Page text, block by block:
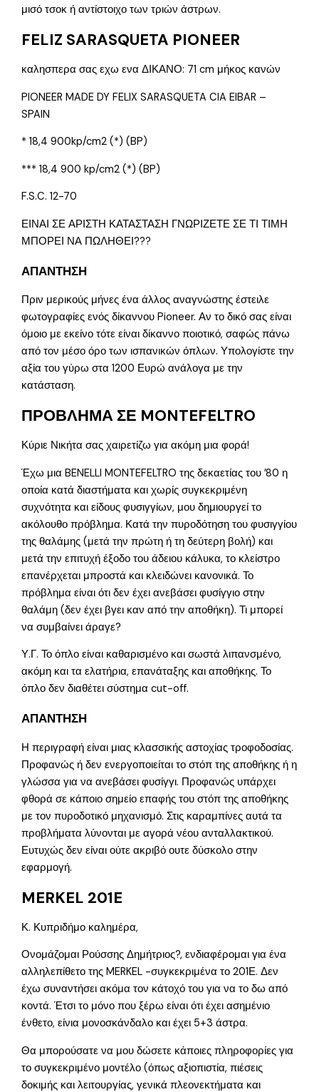
μισό τσοκ ή αντίστοιχο των τριών άστρων.
FELIZ SARASQUETA PIONEER
καλησπερα σας εχω ενα ΔΙΚΑΝΟ: 71 cm μήκος κανών
PIONEER MADE DY FELIX SARASQUETA CIA EIBAR –
SPAIN
* 18,4 900kp/cm2 (*) (BP)
*** 18,4 900 kp/cm2 (*) (BP)
F.S.C. 12-70
ΕΙΝΑΙ ΣΕ ΑΡΙΣΤΗ ΚΑΤΑΣΤΑΣΗ ΓΝΩΡΙΖΕΤΕ ΣΕ ΤΙ ΤΙΜΗ
ΜΠΟΡΕΙ ΝΑ ΠΩΛΗΘΕΙ???
ΑΠΑΝΤΗΣΗ
Πριν μερικούς μήνες ένα άλλος αναγνώστης έστειλε
φωτογραφίες ενός δίκαννου Pioneer. Αν το δικό σας είναι
όμοιο με εκείνο τότε είναι δίκαννο ποιοτικό, σαφώς πάνω
από τον μέσο όρο των ισπανικών όπλων. Υπολογίστε την
αξία του γύρω στα 1200 Ευρώ ανάλογα με την
κατάσταση.
ΠΡΟΒΛΗΜΑ ΣΕ MONTEFELTRO
Κύριε Νικήτα σας χαιρετίζω για ακόμη μια φορά!
Έχω μια BENELLI MONTEFELTRO της δεκαετίας του ’80 η
οποία κατά διαστήματα και χωρίς συγκεκριμένη
συχνότητα και είδους φυσιγγίων, μου δημιουργεί το
ακόλουθο πρόβλημα. Κατά την πυροδότηση του φυσιγγίου
της θαλάμης (μετά την πρώτη ή τη δεύτερη βολή) και
μετά την επιτυχή έξοδο του άδειου κάλυκα, το κλείστρο
επανέρχεται μπροστά και κλειδώνει κανονικά. Το
πρόβλημα είναι ότι δεν έχει ανεβάσει φυσίγγιο στην
θαλάμη (δεν έχει βγει καν από την αποθήκη). Τι μπορεί
να συμβαίνει άραγε?
Υ.Γ. Το όπλο είναι καθαρισμένο και σωστά λιπανσμένο,
ακόμη και τα ελατήρια, επανάταξης και αποθήκης. Το
όπλο δεν διαθέτει σύστημα cut-off.
ΑΠΑΝΤΗΣΗ
Η περιγραφή είναι μιας κλασσικής αστοχίας τροφοδοσίας.
Προφανώς ή δεν ενεργοποιείται το στόπ της αποθήκης ή η
γλώσσα για να ανεβάσει φυσίγγι. Προφανώς υπάρχει
φθορά σε κάποιο σημείο επαφής του στόπ της αποθήκης
με τον πυροδοτικό μηχανισμό. Στις καραμπίνες αυτά τα
προβλήματα λύνονται με αγορά νέου ανταλλακτικού.
Ευτυχώς δεν είναι ούτε ακριβό ουτε δύσκολο στην
εφαρμογή.
MERKEL 201E
Κ. Κυπριδήμο καλημέρα,
Ονομάζομαι Ρούσσης Δημήτριος?, ενδιαφέρομαι για ένα
αλληλεπίθετο της MERKEL -συγκεκριμένα το 201Ε. Δεν
έχω συναντήσει ακόμα τον κάτοχό του για να το δω από
κοντά. Έτσι το μόνο που ξέρω είναι ότι έχει ασημένιο
ένθετο, είνια μονοσκάνδαλο και έχει 5+3 άστρα.
Θα μπορούσατε να μου δώσετε κάποιες πληροφορίες για
το συγκεκριμένο μοντέλο (όπως αξιοπιστία, πιέσεις
δοκιμής και λειτουργίας, γενικά πλεονεκτήματα και